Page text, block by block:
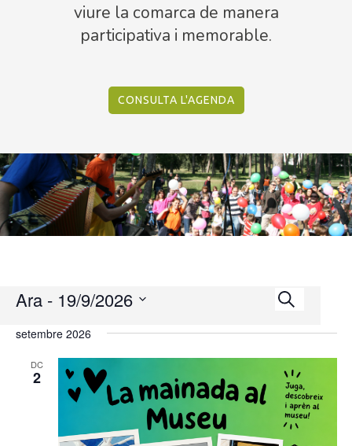
viure la comarca de manera
participativa i memorable.
CONSULTA L'AGENDA
Views
Ara - 19/9/2026
una
data
setembre 2026
DC
2